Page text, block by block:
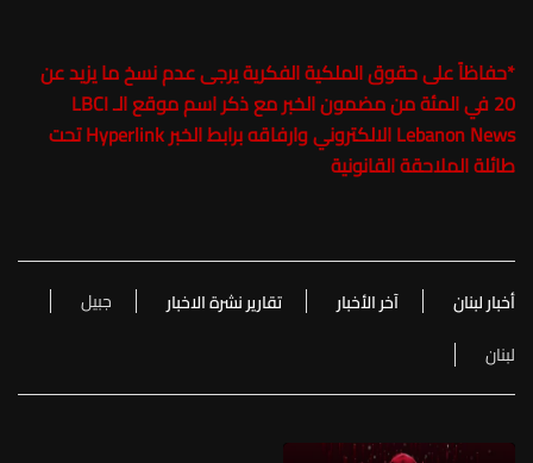
*حفاظاً على حقوق الملكية الفكرية يرجى عدم نسخ ما يزيد عن
20 في المئة من مضمون الخبر مع ذكر اسم موقع الـ LBCI
Lebanon News الالكتروني وارفاقه برابط الخبر Hyperlink تحت
طائلة الملاحقة القانونية
أخبار لبنان آخر الأخبار تقارير نشرة الاخبار
جبيل
لبنان